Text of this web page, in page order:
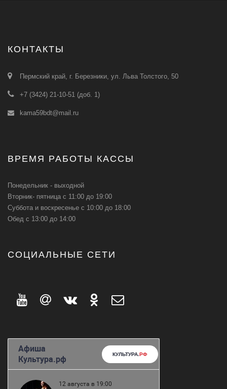
КОНТАКТЫ
Пермский край, г. Березники, ул. Льва Толстого, 50
+7 (3424) 21-10-51 (доб. 1)
kama59bdt@mail.ru
ВРЕМЯ РАБОТЫ КАССЫ
Понедельник - выходной
Вторник- пятница с 11:00 до 19:00
Суббота и воскресенье с 10:00 до 18:00
Обед с 13:00 до 14:00
СОЦИАЛЬНЫЕ СЕТИ